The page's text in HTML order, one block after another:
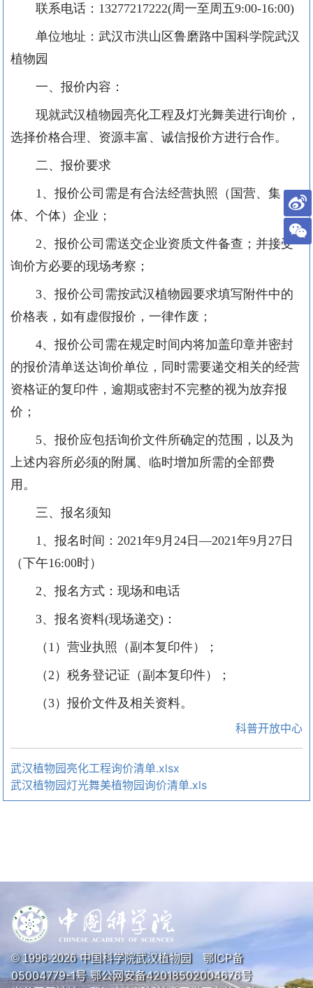
联系电话： 13277217222(周一至周五9:00-16:00)
单位地址：武汉市洪山区鲁磨路中国科学院武汉
植物园
一、报价内容：
现就武汉植物园亮化工程及灯光舞美进行询价，
选择价格合理、资源丰富、诚信报价方进行合作。
二、报价要求
1、报价公司需是有合法经营执照（国营、集
体、个体）企业；
2、报价公司需送交企业资质文件备查；并接受
询价方必要的现场考察；
3、报价公司需按武汉植物园要求填写附件中的
价格表，如有虚假报价，一律作废；
4、报价公司需在规定时间内将加盖印章并密封
的报价清单送达询价单位，同时需要递交相关的经营
资格证的复印件，逾期或密封不完整的视为放弃报
价；
5、报价应包括询价文件所确定的范围，以及为
上述内容所必须的附属、临时增加所需的全部费
用。
三、报名须知
1、报名时间：2021年9 月 24日—2021年9 月 27日
（下午16:00时）
2、报名方式：现场和电话
3、报名资料(现场递交)：
（ 1）营业执照（副本复印件）；
（ 2）税务登记证（副本复印件）；
（3）报价文件及相关资料。
科普开放中心
武汉植物园亮化工程询价清单.xlsx
武汉植物园灯光舞美植物园询价清单.xls
© 1996-2026中国科学院武汉植物园 鄂ICP备
05004779-1号鄂公网安备42018502004676号